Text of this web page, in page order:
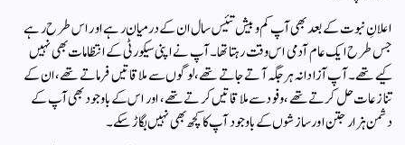
اعلانِ نبوت کے بعد بھی آپ کم و بیش تئیس سال ان کے درمیان رہے اور اس طرح رہے
جس طرح ایک عام آدمی اس وقت رہتا تھا۔ آپ نے اپنی سیکورٹی کے انتظامات بھی نہیں
کیے تھے۔ آپ آزادانہ ہر جگہ آتے جاتے تھے، لوگوں سے ملاقاتیں فرماتے تھے، ان کے
تنازعات حل کرتے تھے، وفود سے ملاقاتیں کرتے تھے، اور اس کے باوجود بھی آپ کے
دشمن ہزار جتن اور سازشوں کے باوجود آپ کا کچھ بھی نہیں بگاڑ سکے۔